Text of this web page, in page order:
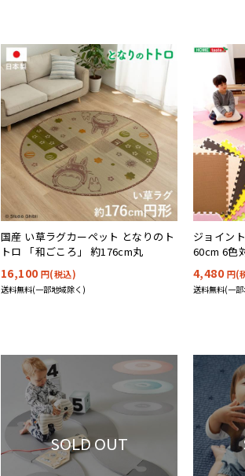
国産 い草ラグカーペット となりのト
トロ 「和ごころ」 約176cm丸
16,100 円(税込)
送料無料(一部地域除く)
ジョイン
60cm 6色
4,480 円(
送料無料(一
SOLD OUT